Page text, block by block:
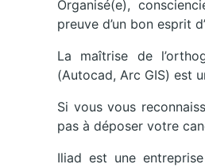
Organisé(e),
preuve d’un bon esprit
La maîtrise de
(Autocad, Arc GIS) est
Si vous vous
pas à déposer votre
Iliad est une